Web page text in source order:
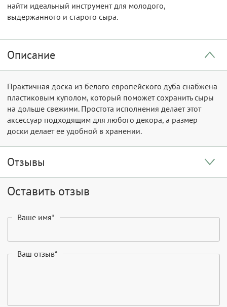
найти идеальный инструмент для молодого,
выдержанного и старого сыра.
Описание
Практичная доска из белого европейского дуба снабжена
пластиковым куполом, который поможет сохранить сыры
на дольше свежими. Простота исполнения делает этот
аксессуар подходящим для любого декора, а размер
доски делает ее удобной в хранении.
Отзывы
Оставить отзыв
Ваше имя*
Ваш отзыв*